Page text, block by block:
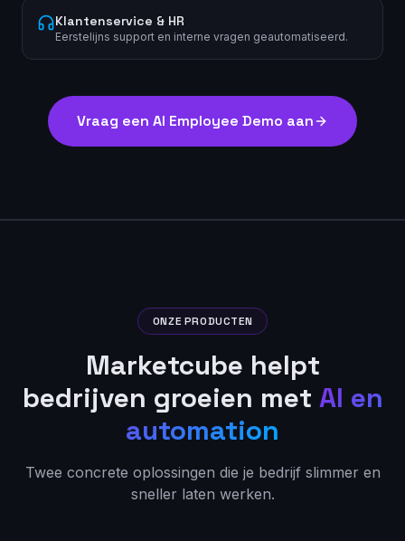
Klantenservice & HR
Eerstelijns support en interne vragen geautomatiseerd.
Vraag een AI Employee Demo aan
ONZE PRODUCTEN
Marketcube helpt
bedrijven groeien met AI en
automation
Twee concrete oplossingen die je bedrijf slimmer en
sneller laten werken.